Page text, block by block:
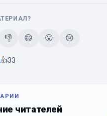
👎 😄 😮 😢
👍33
читателей